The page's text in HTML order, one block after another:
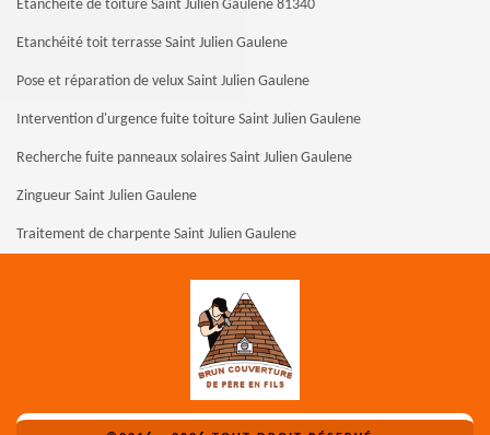
Etanchéité de toiture Saint Julien Gaulene 81340
Etanchéité toit terrasse Saint Julien Gaulene
Pose et réparation de velux Saint Julien Gaulene
Intervention d'urgence fuite toiture Saint Julien Gaulene
Recherche fuite panneaux solaires Saint Julien Gaulene
Zingueur Saint Julien Gaulene
Traitement de charpente Saint Julien Gaulene